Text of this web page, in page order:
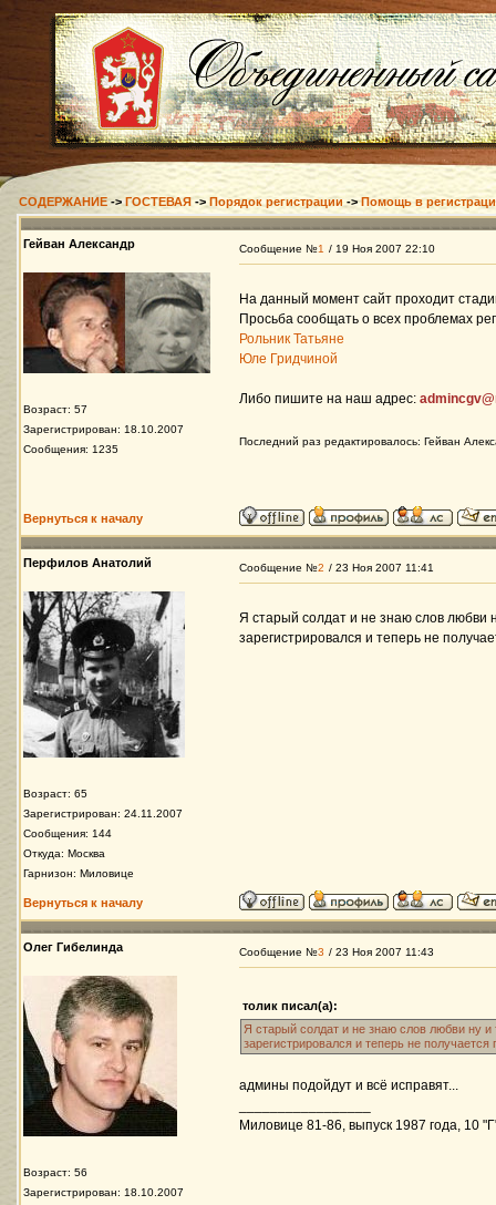
СОДЕРЖАНИЕ ->ГОСТЕВАЯ -> Порядок регистрации ->Помощь в
Гейван Александр
Возраст: 57
Зарегистрирован: 18.10.2007
Сообщения: 1235
Сообщение №1 / 19 Ноя 2007 22:10
На данный момент сайт проходит
Просьба сообщать о всех проблемах
Рольник Татьяне
Юле Гридчиной
Либо пишите на наш адрес:
Последний раз редактировалось: Гейван
Вернуться к началу
Перфилов Анатолий
Возраст: 65
Зарегистрирован: 24.11.2007
Сообщения: 144
Откуда: Москва
Гарнизон: Миловице
Сообщение №2 / 23 Ноя 2007 11:41
Я старый солдат и не знаю слов любви
зарегистрировался и теперь не
Вернуться к началу
Олег Гибелинда
Возраст: 56
Зарегистрирован: 18.10.2007
Сообщение №3 / 23 Ноя 2007 11:43
толик писал(а):
Я старый солдат и не знаю слов любви ну
зарегистрировался и теперь не
админы подойдут и всё исправят...
Миловице 81-86, выпуск 1987 года, 10